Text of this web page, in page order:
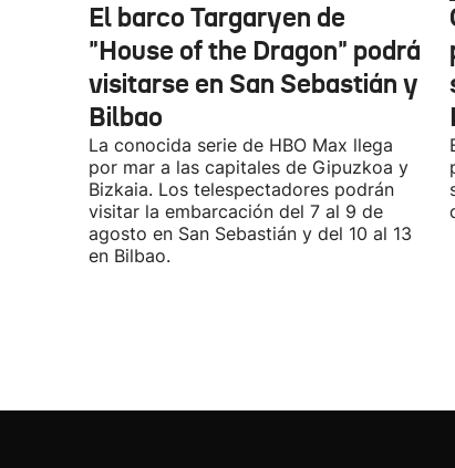
El barco Targaryen de
"House of the Dragon" podrá
visitarse en San Sebastián y
Bilbao
La conocida serie de HBO Max llega
por mar a las capitales de Gipuzkoa y
Bizkaia. Los telespectadores podrán
visitar la embarcación del 7 al 9 de
agosto en San Sebastián y del 10 al 13
en Bilbao.